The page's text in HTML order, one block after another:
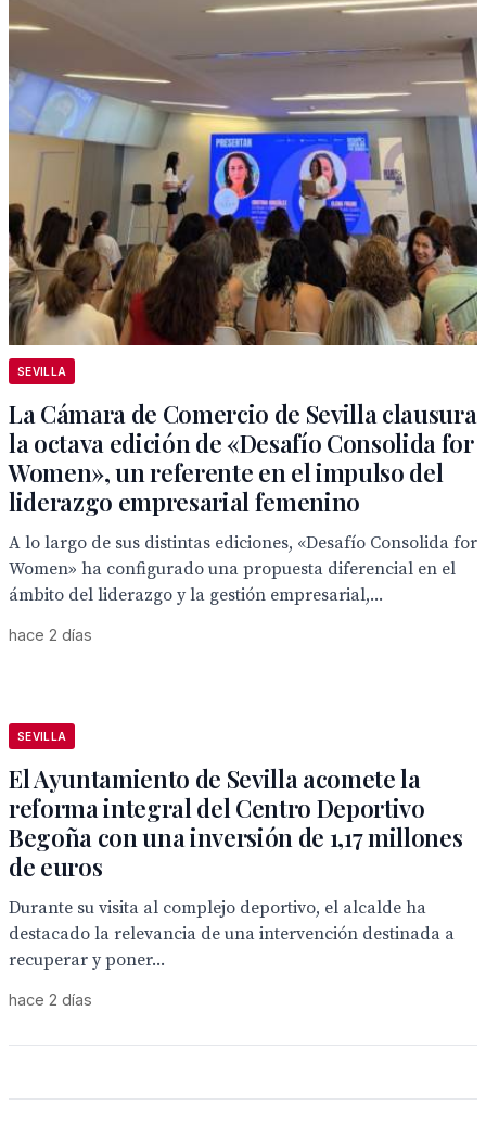
SEVILLA
La Cámara de Comercio de Sevilla clausura
la octava edición de «Desafío Consolida for
Women», un referente en el impulso del
liderazgo empresarial femenino
A lo largo de sus distintas ediciones, «Desafío Consolida for
Women» ha configurado una propuesta diferencial en el
ámbito del liderazgo y la gestión empresarial,...
hace 2 días
SEVILLA
El Ayuntamiento de Sevilla acomete la
reforma integral del Centro Deportivo
Begoña con una inversión de 1,17 millones
de euros
Durante su visita al complejo deportivo, el alcalde ha
destacado la relevancia de una intervención destinada a
recuperar y poner...
hace 2 días